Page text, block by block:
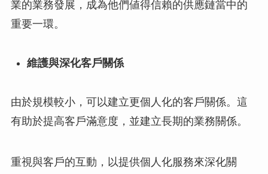
業的業務發展，成為他們値得信賴的供應鏈當中的
重要一環。
維護與深化客戶關係
由於規模較小，可以建立更個人化的客戶關係。這
有助於提高客戶滿意度，並建立長期的業務關係。
重視與客戶的互動，以提供個人化服務來深化關